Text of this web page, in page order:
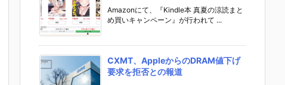
Amazonにて、『Kindle本 真夏の涼読まと
め買いキャンペーン』が行われて ...
CXMT、AppleからのDRAM値下げ
要求を拒否との報道